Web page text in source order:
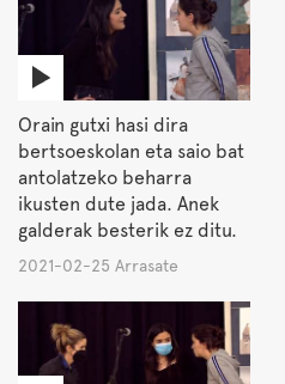
Orain gutxi hasi dira
bertsoeskolan eta saio bat
antolatzeko beharra
ikusten dute jada. Anek
galderak besterik ez ditu.
2021-02-25 Arrasate